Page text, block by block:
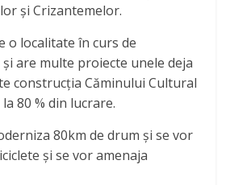
și Crizantemelor.
o localitate în curs de
are multe proiecte unele deja
construcția Căminului Cultural
80 % din lucrare.
80km de drum și se vor
și se vor amenaja